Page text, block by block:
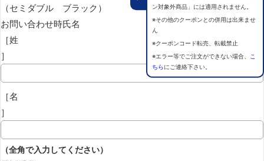
ン対象外商品」には適用されません。
※その他のクーポンとの併用は出来ませ
ん
※クーポンコード転売、転載禁止
※エラー等でご注文ができない場合、
こ
ちらにご連絡下さい。
（セミダブル ブラック）
お問い合わせ時氏名
［姓
］
［名
］
（全角で入力してください）